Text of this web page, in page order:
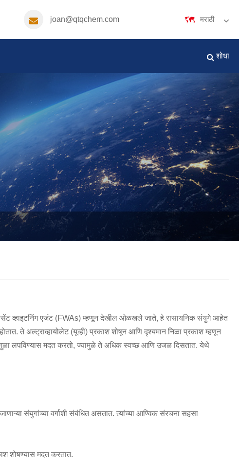
joan@qtqchem.com मराठी
English Español Português
tiếng Việt
Nederlands ภาษาไทย
Svenska magyar
Malay বাংলা ভাষার Dansk
Suomi हिन्दी Pilipino
Türkçe Gaeilge العربية
Indonesia تمل
český український
Қазақша Euskal Azərbaycan
Slovenský jazyk Македонски Lietuvos
शोधा
व्हाइटनिंग एजंट (FWAs) म्हणून देखील ओळखले जाते, हे रासायनिक संयुगे आहेत
ते अल्ट्राव्हायोलेट (यूव्ही) प्रकाश शोषून आणि दृश्यमान निळा प्रकाश म्हणून
लपविण्यास मदत करतो, ज्यामुळे ते अधिक स्वच्छ आणि उजळ दिसतात. येथे
संयुगांच्या वर्गाशी संबंधित असतात. त्यांच्या आण्विक संरचना सहसा
शोषण्यास मदत करतात.